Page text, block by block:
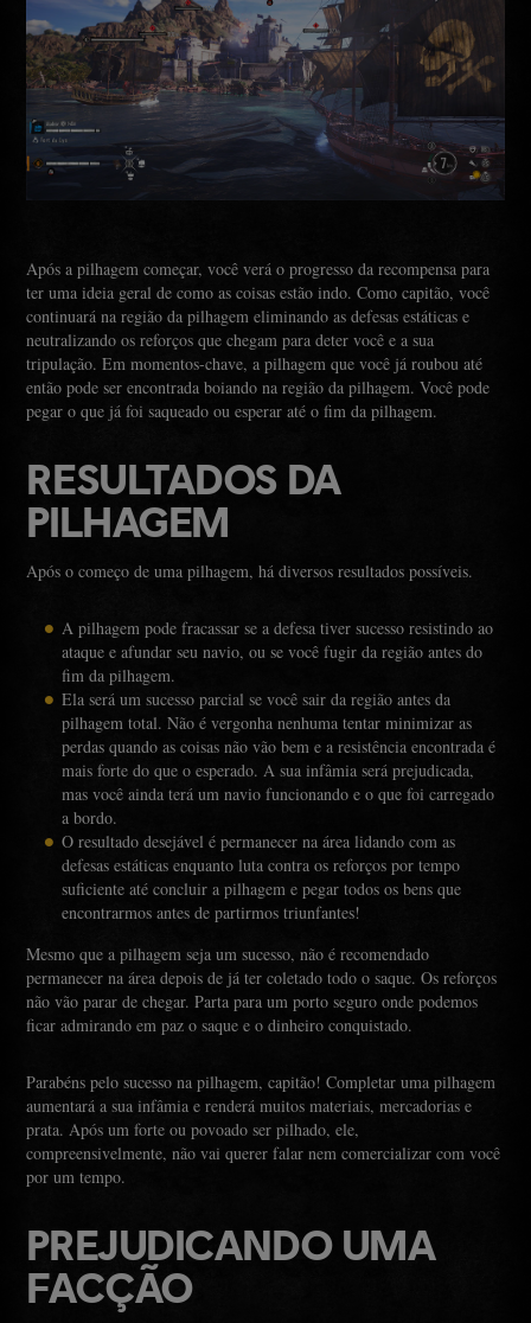
Após a pilhagem começar, você verá o progresso da recompensa para
ter uma ideia geral de como as coisas estão indo. Como capitão, você
continuará na região da pilhagem eliminando as defesas estáticas e
neutralizando os reforços que chegam para deter você e a sua
tripulação. Em momentos-chave, a pilhagem que você já roubou até
então pode ser encontrada boiando na região da pilhagem. Você pode
pegar o que já foi saqueado ou esperar até o fim da pilhagem.
RESULTADOS DA
PILHAGEM
Após o começo de uma pilhagem, há diversos resultados possíveis.
A pilhagem pode fracassar se a defesa tiver sucesso resistindo ao
ataque e afundar seu navio, ou se você fugir da região antes do
fim da pilhagem.
Ela será um sucesso parcial se você sair da região antes da
pilhagem total. Não é vergonha nenhuma tentar minimizar as
perdas quando as coisas não vão bem e a resistência encontrada é
mais forte do que o esperado. A sua infâmia será prejudicada,
mas você ainda terá um navio funcionando e o que foi carregado
a bordo.
O resultado desejável é permanecer na área lidando com as
defesas estáticas enquanto luta contra os reforços por tempo
suficiente até concluir a pilhagem e pegar todos os bens que
encontrarmos antes de partirmos triunfantes!
Mesmo que a pilhagem seja um sucesso, não é recomendado
permanecer na área depois de já ter coletado todo o saque. Os reforços
não vão parar de chegar. Parta para um porto seguro onde podemos
ficar admirando em paz o saque e o dinheiro conquistado.
Parabéns pelo sucesso na pilhagem, capitão! Completar uma pilhagem
aumentará a sua infâmia e renderá muitos materiais, mercadorias e
prata. Após um forte ou povoado ser pilhado, ele,
compreensivelmente, não vai querer falar nem comercializar com você
por um tempo.
PREJUDICANDO UMA
FACÇÃO